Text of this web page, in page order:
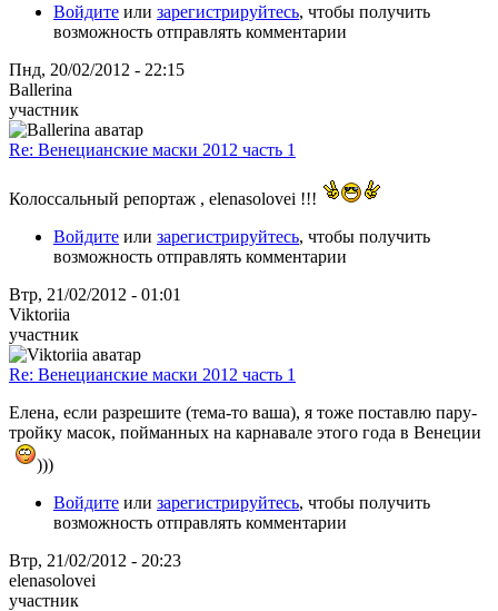
Войдите или зарегистрируйтесь, чтобы получить
возможность отправлять комментарии
Пнд, 20/02/2012 - 22:15
Ballerina
участник
Re: Венецианские маски 2012 часть 1
Колоссальный репортаж , elenasolovei !!!
Войдите или зарегистрируйтесь, чтобы получить
возможность отправлять комментарии
Втр, 21/02/2012 - 01:01
Viktoriia
участник
Re: Венецианские маски 2012 часть 1
Елена, если разрешите (тема-то ваша), я тоже поставлю пару-
тройку масок, пойманных на карнавале этого года в Венеции
)))
Войдите или зарегистрируйтесь, чтобы получить
возможность отправлять комментарии
Втр, 21/02/2012 - 20:23
elenasolovei
участник